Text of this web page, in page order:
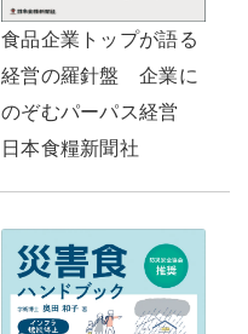
食品企業トップが語る
経営の羅針盤 企業に
のぞむパーパス経営
日本食糧新聞社